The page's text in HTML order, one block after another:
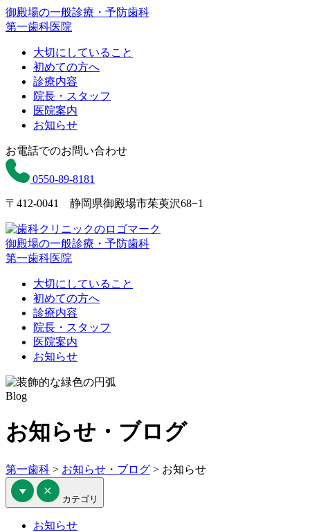
御殿場の一般診療・予防歯科
第一歯科医院
大切にしていること
初めての方へ
診療内容
院長・スタッフ
医院案内
お知らせ
お電話でのお問い合わせ
0550-89-8181
〒412-0041 静岡県御殿場市茱萸沢68−1
御殿場の一般診療・予防歯科
第一歯科医院
大切にしていること
初めての方へ
診療内容
院長・スタッフ
医院案内
お知らせ
Blog
お知らせ・ブログ
第一歯科 > お知らせ・ブログ > お知らせ
カテゴリ
お知らせ